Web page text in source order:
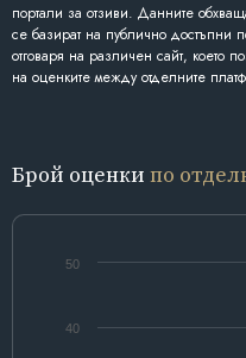
портали за отзиви. Данните
се базират на публично достъпни
отговаря на различен сайт, което
на оценките между отделните
Брой оценки по
40
50